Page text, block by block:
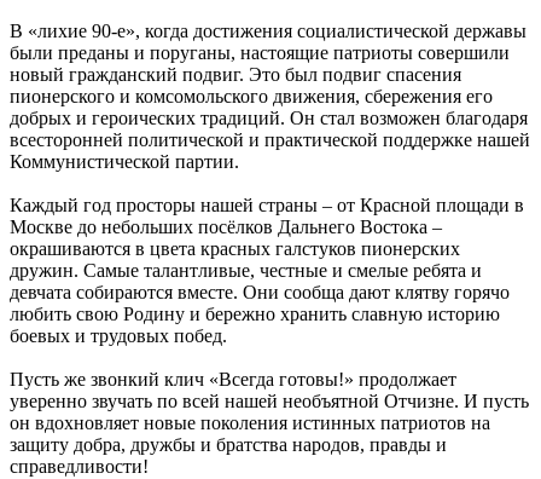
В «лихие 90-е», когда достижения социалистической державы
были преданы и поруганы, настоящие патриоты совершили
новый гражданский подвиг. Это был подвиг спасения
пионерского и комсомольского движения, сбережения его
добрых и героических традиций. Он стал возможен благодаря
всесторонней политической и практической поддержке нашей
Коммунистической партии.
Каждый год просторы нашей страны – от Красной площади в
Москве до небольших посёлков Дальнего Востока –
окрашиваются в цвета красных галстуков пионерских
дружин. Самые талантливые, честные и смелые ребята и
девчата собираются вместе. Они сообща дают клятву горячо
любить свою Родину и бережно хранить славную историю
боевых и трудовых побед.
Пусть же звонкий клич «Всегда готовы!» продолжает
уверенно звучать по всей нашей необъятной Отчизне. И пусть
он вдохновляет новые поколения истинных патриотов на
защиту добра, дружбы и братства народов, правды и
справедливости!